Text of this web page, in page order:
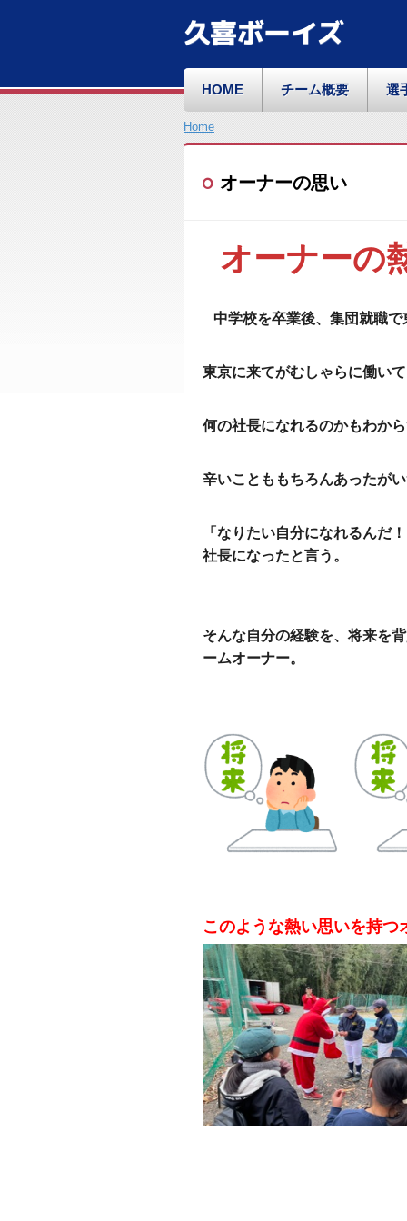
久喜ボーイズ
HOME チーム概要 選
Home
オーナーの思い
オーナーの
中学校を卒業後、集団就職
東京に来てがむしゃらに働い
何の社長になれるのかもわか
辛いことももちろんあったが
「なりたい自分になれるんだ
社長になったと言う。
そんな自分の経験を、将来を
ームオーナー。
このような熱い思いを持